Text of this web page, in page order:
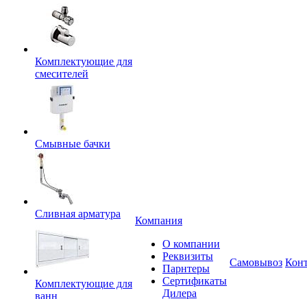
Комплектующие для
смесителей
Смывные бачки
Сливная арматура
Комплектующие для
ванн
Компания
О компании
Реквизиты
Парнтеры
Сертификаты
Дилера
Самовывоз